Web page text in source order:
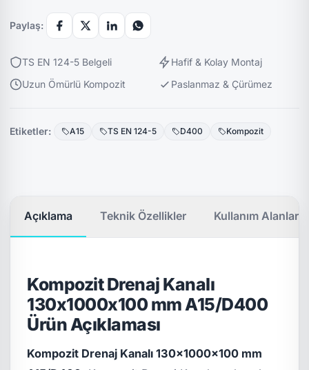
Paylaş:
TS EN 124-5 Belgeli
Hafif & Kolay Montaj
Uzun Ömürlü Kompozit
Paslanmaz & Çürümez
Etiketler: A15 TS EN 124-5 D400 Kompozit
Açıklama Teknik Özellikler Kullanım Alanları
Kompozit Drenaj Kanalı
130x1000x100 mm A15/D400
Ürün Açıklaması
Kompozit Drenaj Kanalı 130x1000x100 mm